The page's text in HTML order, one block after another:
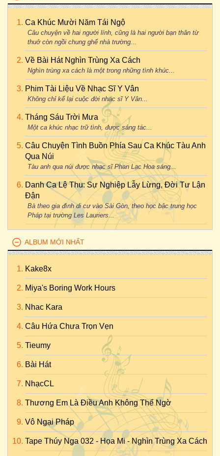
Ca Khúc Mười Năm Tái Ngộ
Câu chuyện về hai người lính, cũng là hai người bạn thân từ
thuở còn ngồi chung ghế nhà trường...
Về Bài Hát Nghìn Trùng Xa Cách
Nghìn trùng xa cách là một trong những tình khúc...
Phim Tài Liệu Về Nhạc Sĩ Y Vân
Không chỉ kể lại cuộc đời nhạc sĩ Y Vân...
Tháng Sáu Trời Mưa
Một ca khúc nhạc trữ tình, được sáng tác...
Câu Chuyện Tình Buồn Phía Sau Ca Khúc Tàu Anh
Qua Núi
Tàu anh qua núi được nhạc sĩ Phan Lạc Hoa sáng...
Danh Ca Lệ Thu: Sự Nghiệp Lẫy Lừng, Đời Tư Lận
Đận
Bà theo gia đình di cư vào Sài Gòn, theo học bậc trung học
Pháp tại trường Les Lauriers...
ALBUM MỚI NHẤT
Kake8x
Miya's Boring Work Hours
Nhac Kara
Câu Hứa Chưa Trọn Vẹn
Tieumy
Bài Hát
NhạcCL
Thương Em Là Điều Anh Không Thể Ngờ
Vô Ngại Pháp
Tape Thúy Nga 032 - Họa Mi - Nghìn Trùng Xa Cách